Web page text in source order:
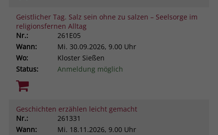
Geistlicher Tag. Salz sein ohne zu salzen – Seelsorge im
religionsfernen Alltag
Nr.:
261E05
Wann:
Mi. 30.09.2026, 9.00 Uhr
Wo:
Kloster Sießen
Status:
Anmeldung möglich
Geschichten erzählen leicht gemacht
Nr.:
261331
Wann:
Mi. 18.11.2026, 9.00 Uhr